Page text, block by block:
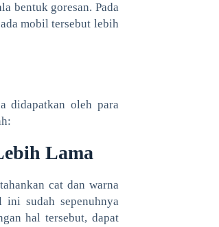
bentuk goresan. Pada
mobil tersebut lebih
didapatkan oleh para
Lama
cat dan warna
sudah sepenuhnya
hal tersebut, dapat